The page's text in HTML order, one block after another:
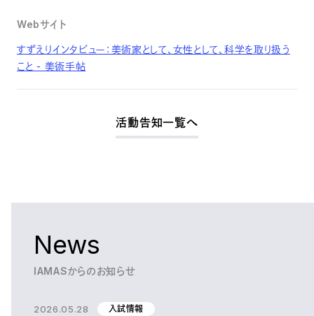
Webサイト
すずえりインタビュー：美術家として、女性として、科学を取り扱う
こと - 美術手帖
活動告知一覧へ
News
IAMASからのお知らせ
2026.05.28 入試情報